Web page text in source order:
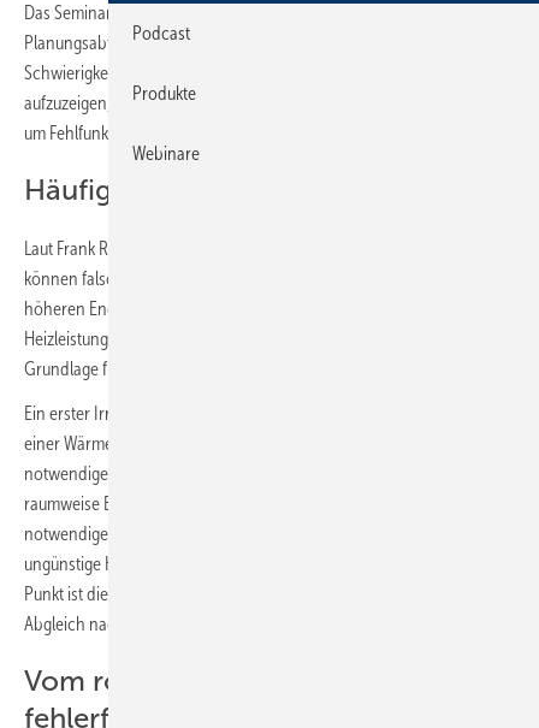
Das Seminar basiert auf Analysen des Kundendienstes und der
Planungsabteilung des Heizungsherstellers, die praxisrelevante
Schwierigkeiten identifiziert haben. Ziel ist es, Fachhandwerkern
aufzuzeigen, worauf in jedem Prozessschritt geachtet werden muss,
um Fehlfunktionen und Unzufriedenheit zu vermeiden.
Häufige Fallstricke erkennen
Laut Frank Röder, Leiter der Planungsabteilung bei Stiebel Eltron,
können falsche Entscheidungen oder kleine Fehler in der Praxis zu
höheren Energiekosten, mangelhaftem Betrieb oder unzureichender
Heizleistung führen. Die Erfahrungen aus der Praxis bildeten die
Grundlage für die Konzeption des Seminars.
Ein erster Irrtum entsteht oft bereits bei der Planung und Auslegung
einer Wärmepumpenanlage, bspw. bei der Bestimmung der
notwendigen Vorlauftemperatur. Fachleute empfehlen hier, Zeit in die
raumweise Berechnung der Heizlast zu investieren. Zudem sollte die
notwendige Systemtemperatur gesenkt und gegebenenfalls
ungünstige Heizkörper ausgetauscht werden. Ein weiterer wichtiger
Punkt ist die Qualifizierung des Unternehmens für den hydraulischen
Abgleich nach Verfahren B.
Vom robusten System zur
fehlerfreien Umsetzung
Podcast
Produkte
Webinare